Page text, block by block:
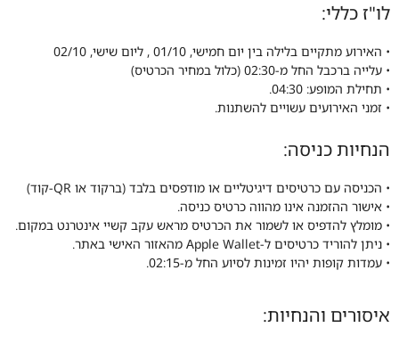
לו"ז כללי:
• האירוע מתקיים בלילה בין יום חמישי, 01/10 , ליום שישי, 02/10
• עלייה ברכבל החל מ-02:30 (כלול במחיר הכרטיס)
• תחילת המופע: 04:30.
• זמני האירועים עשויים להשתנות.
הנחיות כניסה:
• הכניסה עם כרטיסים דיגיטליים או מודפסים בלבד (ברקוד או QR-קוד)
• אישור ההזמנה אינו מהווה כרטיס כניסה.
• מומלץ להדפיס או לשמור את הכרטיס מראש עקב קשיי אינטרנט במקום.
• ניתן להוריד כרטיסים ל-Apple Wallet מהאזור האישי באתר.
• עמדות קופות יהיו זמינות לסיוע החל מ-02:15.
איסורים והנחיות: